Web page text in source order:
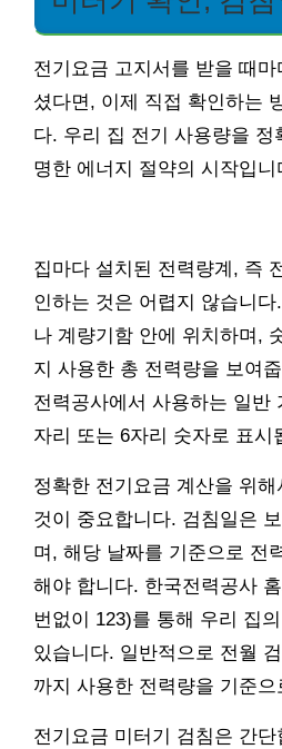
전기요금 고지서를 받을 때
셨다면, 이제 직접 확인하는
다. 우리 집 전기 사용량을 정
명한 에너지 절약의 시작입니
집마다 설치된 전력량계, 즉
인하는 것은 어렵지 않습니다
나 계량기함 안에 위치하며,
지 사용한 총 전력량을 보여
전력공사에서 사용하는 일반
자리 또는 6자리 숫자로 표시
정확한 전기요금 계산을 위해
것이 중요합니다. 검침일은
며, 해당 날짜를 기준으로 전
해야 합니다. 한국전력공사
번없이 123)를 통해 우리 집
있습니다. 일반적으로 전월
까지 사용한 전력량을 기준
전기요금 미터기 검침은 간